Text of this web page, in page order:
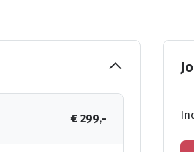
€ 299,-